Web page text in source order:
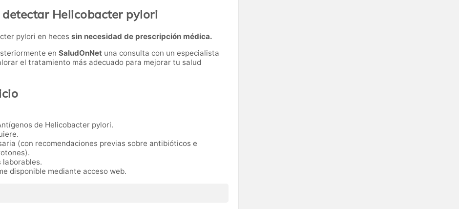
Helicobacter pylori
pylori en heces sin necesidad de prescripción médica.
en SaludOnNet una consulta con un especialista
el tratamiento más adecuado para mejorar tu salud
de Helicobacter pylori.
(con recomendaciones previas sobre antibióticos e
laborables.
disponible mediante acceso web.